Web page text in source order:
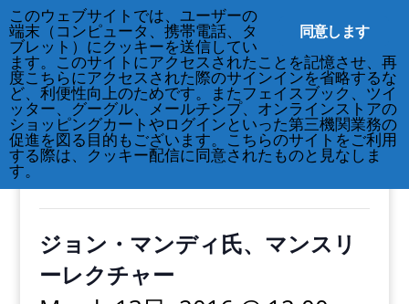
212-677-8621 info@crsny.org
« All Events
This event has passed.
ジョン・マンディ氏、マンスリ
ーレクチャー
同意します
このウェブサイトでは、ユーザーの
端末（コンピュータ、携帯電話、タ
ブレット）にクッキーを送信してい
ます。このサイトにアクセスされたことを記憶させ、再
度こちらにアクセスされた際のサインインを省略するな
ど、利便性向上のためです。またフェイスブック、ツイ
ッター、グーグル、メールチンプ、オンラインストアの
ショッピングカートやログインといった第三機関業務の
促進を図る目的もございます。こちらのサイトをご利用
する際は、クッキー配信に同意されたものと見なしま
す。